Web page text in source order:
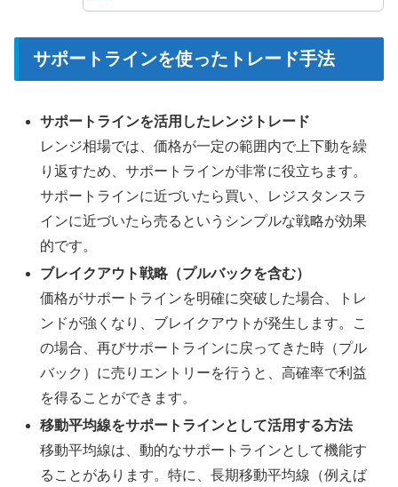
サポートラインを使ったトレード手法
サポートラインを活用したレンジトレード
レンジ相場では、価格が一定の範囲内で上下動を繰
り返すため、サポートラインが非常に役立ちます。
サポートラインに近づいたら買い、レジスタンスラ
インに近づいたら売るというシンプルな戦略が効果
的です。
ブレイクアウト戦略（プルバックを含む）
価格がサポートラインを明確に突破した場合、トレ
ンドが強くなり、ブレイクアウトが発生します。こ
の場合、再びサポートラインに戻ってきた時（プル
バック）に売りエントリーを行うと、高確率で利益
を得ることができます。
移動平均線をサポートラインとして活用する方法
移動平均線は、動的なサポートラインとして機能す
ることがあります。特に、長期移動平均線（例えば